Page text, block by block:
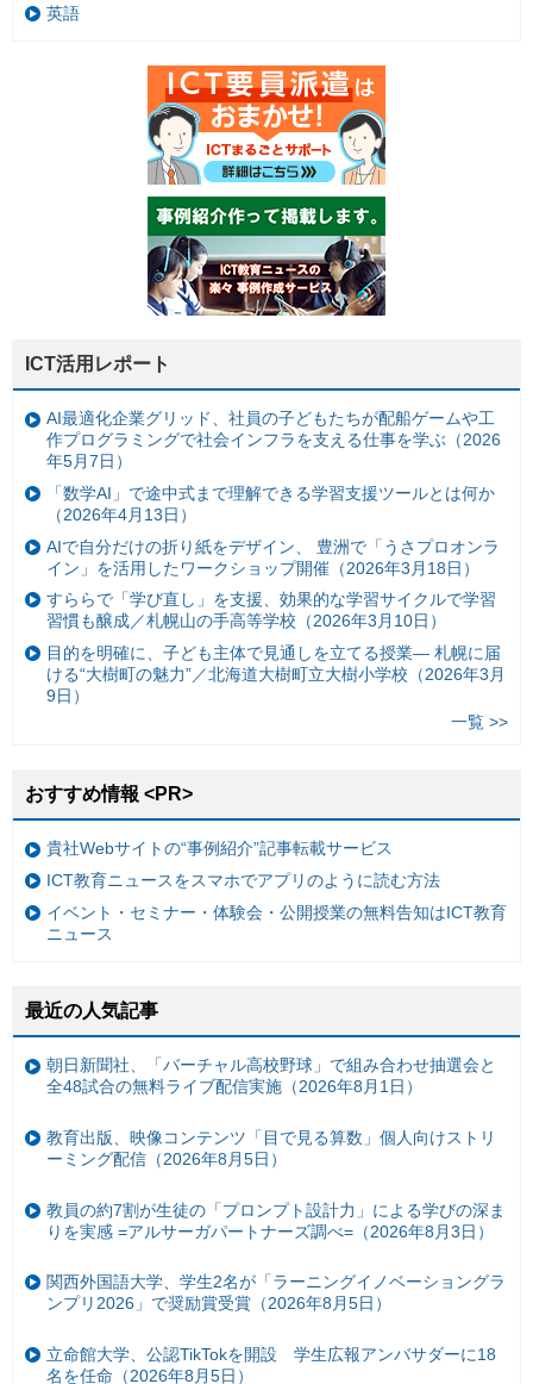
英語
ICT活用レポート
AI最適化企業グリッド、社員の子どもたちが配船ゲームや工
作プログラミングで社会インフラを支える仕事を学ぶ（2026
年5月7日）
「数学AI」で途中式まで理解できる学習支援ツールとは何か
（2026年4月13日）
AIで自分だけの折り紙をデザイン、 豊洲で「うさプロオンラ
イン」を活用したワークショップ開催（2026年3月18日）
すららで「学び直し」を支援、効果的な学習サイクルで学習
習慣も醸成／札幌山の手高等学校（2026年3月10日）
目的を明確に、子ども主体で見通しを立てる授業— 札幌に届
ける“大樹町の魅力”／北海道大樹町立大樹小学校（2026年3月
9日）
一覧 >>
おすすめ情報 <PR>
貴社Webサイトの“事例紹介”記事転載サービス
ICT教育ニュースをスマホでアプリのように読む方法
イベント・セミナー・体験会・公開授業の無料告知はICT教育
ニュース
最近の人気記事
朝日新聞社、「バーチャル高校野球」で組み合わせ抽選会と
全48試合の無料ライブ配信実施（2026年8月1日）
教育出版、映像コンテンツ「目で見る算数」個人向けストリ
ーミング配信（2026年8月5日）
教員の約7割が生徒の「プロンプト設計力」による学びの深ま
りを実感 =アルサーガパートナーズ調べ=（2026年8月3日）
関西外国語大学、学生2名が「ラーニングイノベーショングラ
ンプリ2026」で奨励賞受賞（2026年8月5日）
立命館大学、公認TikTokを開設 学生広報アンバサダーに18
名を任命（2026年8月5日）